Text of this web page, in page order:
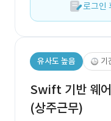
로그인
유사도 높음 기
Swift 기반 웨
(상주근무)